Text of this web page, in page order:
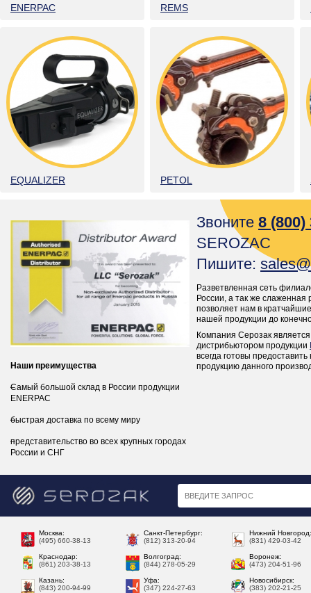
ENERPAC REMS
EQUALIZER PETOL
Наши преимущества
Самый большой склад в России продукции
ENERPAC
быстрая доставка по всему миру
представительство во всех крупных городах
России и СНГ
Звоните 8 (800)
SEROZAC
Пишите:
Разветвленная сеть
России, а так же слаженная
позволяет нам в
нашей продукции до
Компания Серозак
дистрибьютором продукции
всегда готовы
продукцию данного
Москва:
(495) 660-38-13
Санкт-Петербург:
(812) 313-20-94
Нижний Новгород:
(831) 429-03-42
Краснодар:
(861) 203-38-13
Волгоград:
(844) 278-05-29
Воронеж:
(473) 204-51-96
Казань:
(843) 200-94-99
Уфа:
(347) 224-27-63
Новосибирск:
(383) 202-21-25